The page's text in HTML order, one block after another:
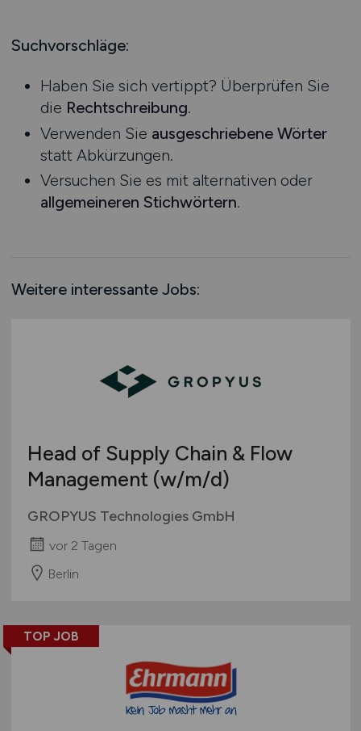
Schienen- / Straßen- / Luft- / Seefracht
Supply Chain Management
Vertrieb / Verkauf / Handel
Zoll / Behörden
Sonstige
Mecklenburg-Vorpommern
Nordrhein-Westfalen
Rheinland-Pfalz
Saarland
Sachsen
Sachsen-Anhalt
Schleswig-Holstein
Schweiz
Suchvorschläge:
Haben Sie sich vertippt? Überprüfen Sie
die Rechtschreibung.
Verwenden Sie ausgeschriebene Wörter
statt Abkürzungen.
Versuchen Sie es mit alternativen oder
allgemeineren Stichwörtern.
Weitere interessante Jobs:
Head of Supply Chain & Flow
Management (w/m/d)
GROPYUS Technologies GmbH
vor 2 Tagen
Berlin
TOP JOB